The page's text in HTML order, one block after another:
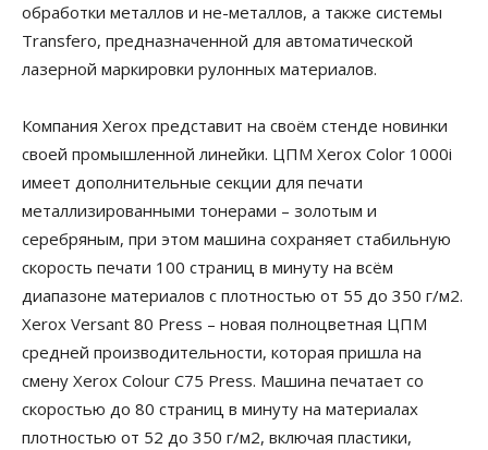
обработки металлов и не-металлов, а также системы
Transfero, предназначенной для автоматической
лазерной маркировки рулонных материалов.
Компания Xerox представит на своём стенде новинки
своей промышленной линейки. ЦПМ Xerox Color 1000i
имеет дополнительные секции для печати
металлизированными тонерами – золотым и
серебряным, при этом машина сохраняет стабильную
скорость печати 100 страниц в минуту на всём
диапазоне материалов с плотностью от 55 до 350 г/м2.
Xerox Versant 80 Press – новая полноцветная ЦПМ
средней производительности, которая пришла на
смену Xerox Colour С75 Press. Машина печатает со
скоростью до 80 страниц в минуту на материалах
плотностью от 52 до 350 г/м2, включая пластики,